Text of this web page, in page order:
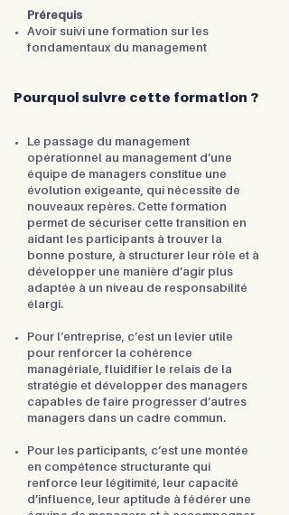
Prérequis
Avoir suivi une formation sur les
fondamentaux du management
Pourquoi suivre cette formation ?
Le passage du management
opérationnel au management d’une
équipe de managers constitue une
évolution exigeante, qui nécessite de
nouveaux repères. Cette formation
permet de sécuriser cette transition en
aidant les participants à trouver la
bonne posture, à structurer leur rôle et à
développer une manière d’agir plus
adaptée à un niveau de responsabilité
élargi.
Pour l’entreprise, c’est un levier utile
pour renforcer la cohérence
managériale, fluidifier le relais de la
stratégie et développer des managers
capables de faire progresser d’autres
managers dans un cadre commun.
Pour les participants, c’est une montée
en compétence structurante qui
renforce leur légitimité, leur capacité
d’influence, leur aptitude à fédérer une